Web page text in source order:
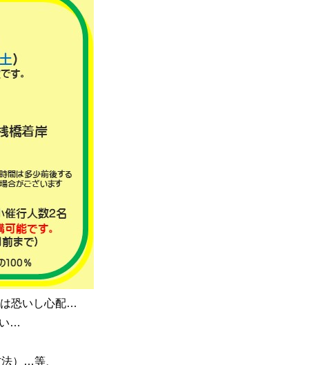
恐いし心配…
…
）…等、